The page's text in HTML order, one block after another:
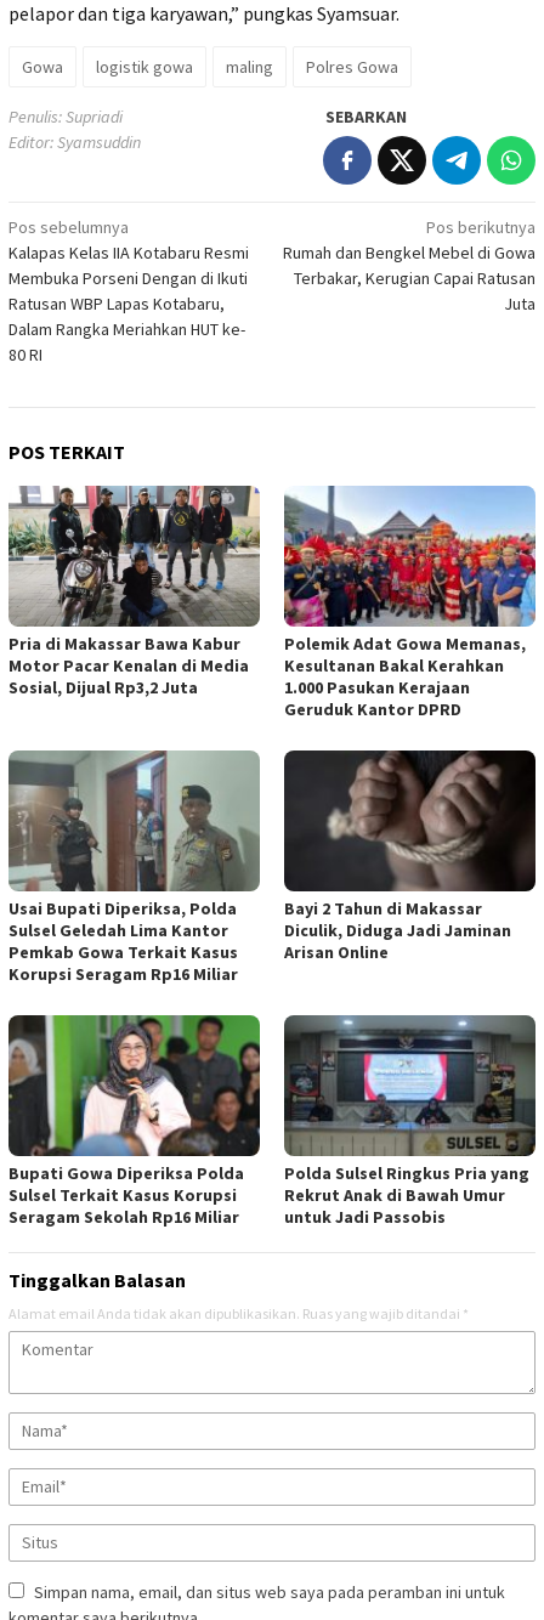
pelapor dan tiga karyawan,” pungkas Syamsuar.
Gowa logistik gowa maling Polres Gowa
Penulis: Supriadi
Editor: Syamsuddin
SEBARKAN
Navigasi
pos
Pos sebelumnya
Kalapas Kelas IIA Kotabaru Resmi
Membuka Porseni Dengan di Ikuti
Ratusan WBP Lapas Kotabaru,
Dalam Rangka Meriahkan HUT ke-
80 RI
Pos berikutnya
Rumah dan Bengkel Mebel di Gowa
Terbakar, Kerugian Capai Ratusan
Juta
POS TERKAIT
Pria di Makassar Bawa Kabur
Motor Pacar Kenalan di Media
Sosial, Dijual Rp3,2 Juta
Polemik Adat Gowa Memanas,
Kesultanan Bakal Kerahkan
1.000 Pasukan Kerajaan
Geruduk Kantor DPRD
Usai Bupati Diperiksa, Polda
Sulsel Geledah Lima Kantor
Pemkab Gowa Terkait Kasus
Korupsi Seragam Rp16 Miliar
Bayi 2 Tahun di Makassar
Diculik, Diduga Jadi Jaminan
Arisan Online
Bupati Gowa Diperiksa Polda
Sulsel Terkait Kasus Korupsi
Seragam Sekolah Rp16 Miliar
Polda Sulsel Ringkus Pria yang
Rekrut Anak di Bawah Umur
untuk Jadi Passobis
Tinggalkan Balasan
Alamat email Anda tidak akan dipublikasikan. Ruas yang wajib ditandai *
Simpan nama, email, dan situs web saya pada peramban ini untuk